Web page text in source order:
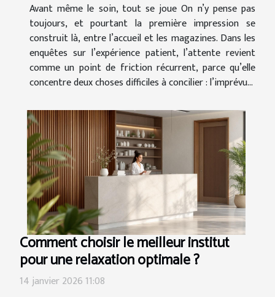
Avant même le soin, tout se joue On n’y pense pas
toujours, et pourtant la première impression se
construit là, entre l’accueil et les magazines. Dans les
enquêtes sur l’expérience patient, l’attente revient
comme un point de friction récurrent, parce qu’elle
concentre deux choses difficiles à concilier : l’imprévu...
Comment choisir le meilleur institut
pour une relaxation optimale ?
14 janvier 2026 11:08